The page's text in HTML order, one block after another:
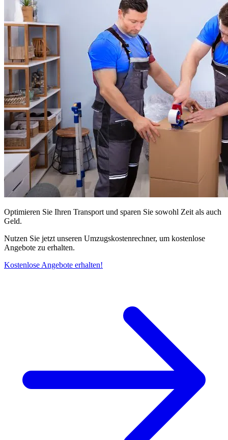
Optimieren Sie Ihren Transport und sparen Sie sowohl Zeit als auch
Geld.
Nutzen Sie jetzt unseren Umzugskostenrechner, um kostenlose
Angebote zu erhalten.
Kostenlose Angebote erhalten!